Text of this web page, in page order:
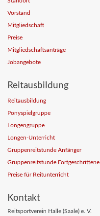
Vorstand
Mitgliedschaft
Preise
Mitgliedschaftsanträge
Jobangebote
Reitausbildung
Reitausbildung
Ponyspielgruppe
Longengruppe
Longen-Unterricht
Gruppenreitstunde Anfänger
Gruppenreitstunde Fortgeschrittene
Preise für Reitunterricht
Kontakt
Reitsportverein Halle (Saale) e. V.